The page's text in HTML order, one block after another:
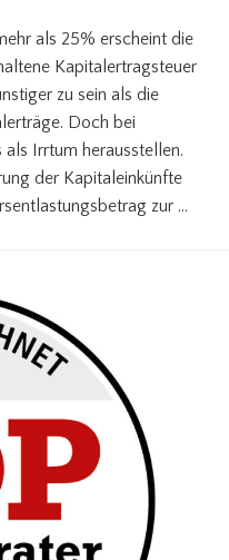
als 25% erscheint die
Kapitalertragsteuer
zu sein als die
Doch bei
als Irrtum herausstellen.
der Kapitaleinkünfte
zur …